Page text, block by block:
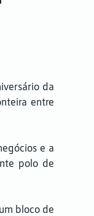
da
entre
e a
polo de
bloco de